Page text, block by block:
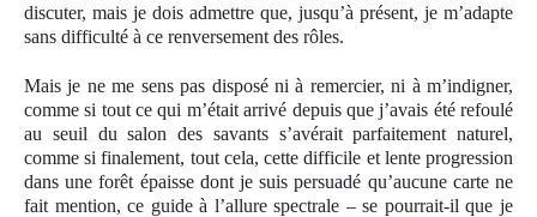
discuter, mais je dois admettre que, jusqu’à présent, je m’adapte
sans difficulté à ce renversement des rôles.
Mais je ne me sens pas disposé ni à remercier, ni à m’indigner,
comme si tout ce qui m’était arrivé depuis que j’avais été refoulé
au seuil du salon des savants s’avérait parfaitement naturel,
comme si finalement, tout cela, cette difficile et lente progression
dans une forêt épaisse dont je suis persuadé qu’aucune carte ne
fait mention, ce guide à l’allure spectrale – se pourrait-il que je